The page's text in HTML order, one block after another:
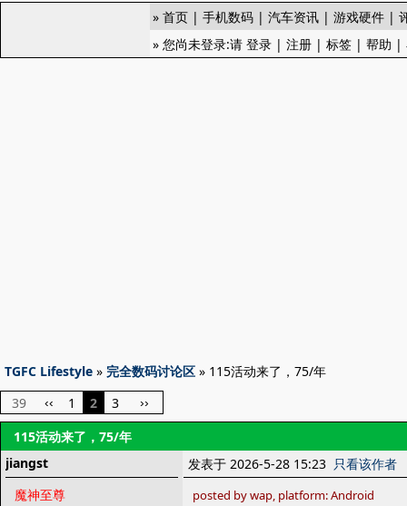
» 首页 | 手机数码 | 汽车资讯 | 游戏硬件 |
» 您尚未登录:请 登录 | 注册 | 标签 | 帮助 |
TGFC Lifestyle » 完全数码讨论区 » 115活动来了，75/年
39
‹‹ 1 2 3 ››
115活动来了，75/年
jiangst
魔神至尊
发表于 2026-5-28 15:23 只看该作者
posted by wap, platform: Android